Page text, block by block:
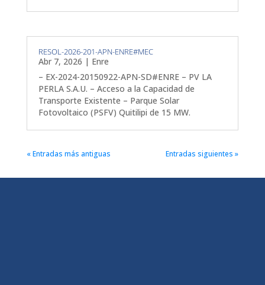
RESOL-2026-201-APN-ENRE#MEC
Abr 7, 2026 | Enre
– EX-2024-20150922-APN-SD#ENRE – PV LA
PERLA S.A.U. – Acceso a la Capacidad de
Transporte Existente – Parque Solar
Fotovoltaico (PSFV) Quitilipi de 15 MW.
« Entradas más antiguas Entradas siguientes »